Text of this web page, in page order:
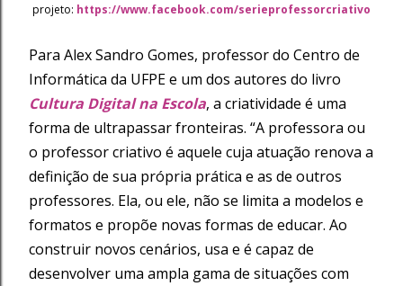
projeto: https://www.facebook.com/serieprofessorcriativo
Para Alex Sandro Gomes, professor do Centro de
Informática da UFPE e um dos autores do livro
Cultura Digital na Escola, a criatividade é uma
forma de ultrapassar fronteiras. “A professora ou
o professor criativo é aquele cuja atuação renova a
definição de sua própria prática e as de outros
professores. Ela, ou ele, não se limita a modelos e
formatos e propõe novas formas de educar. Ao
construir novos cenários, usa e é capaz de
desenvolver uma ampla gama de situações com